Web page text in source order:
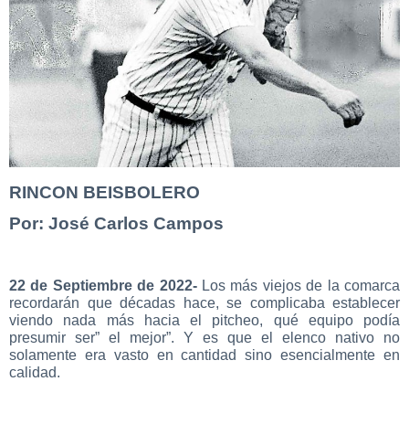
RINCON BEISBOLERO
Por: José Carlos Campos
22 de Septiembre de 2022-Los más viejos de la comarca
recordarán que décadas hace, se complicaba establecer
viendo nada más hacia el pitcheo, qué equipo podía
presumir ser” el mejor”. Y es que el elenco nativo no
solamente era vasto en cantidad sino esencialmente en
calidad.